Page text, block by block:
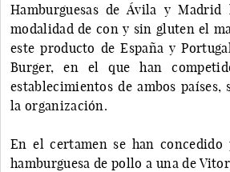
Hamburguesas de Ávila y
modalidad de con y sin gluten el
este producto de España y
Burger, en el que han
establecimientos de ambos países,
la organización.
En el certamen se han
hamburguesa de pollo a una de